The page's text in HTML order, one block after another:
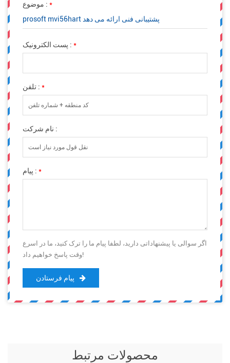
موضوع : *
prosoft mvi56hart پشتیبانی فنی ارائه می دهد
پست الکترونیک : *
تلفن : *
نام شرکت :
پیام : *
اگر سوالی یا پیشنهاداتی دارید، لطفا پیام ما را ترک کنید، ما در اسرع
وقت پاسخ خواهیم داد!
پیام فرستادن
محصولات مرتبط